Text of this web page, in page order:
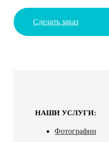
Сделать заказ
НАШИ УСЛУГИ:
Фотографии